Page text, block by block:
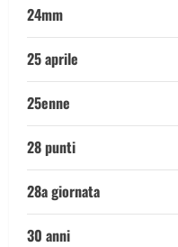
24mm
25 aprile
25enne
28 punti
28a giornata
30 anni